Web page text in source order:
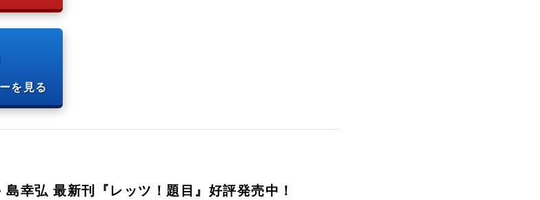
を見る
島幸弘 最新刊『レッツ！題目』好評発売中！